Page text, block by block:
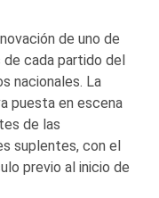
de uno de
cada partido del
nacionales. La
puesta en escena
de las
suplentes, con el
previo al inicio de